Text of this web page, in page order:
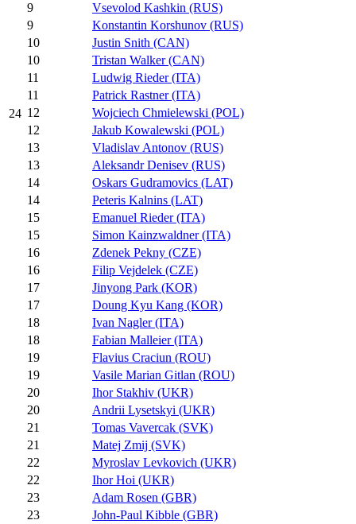
24
9
Vsevolod Kashkin (RUS)
9
Konstantin Korshunov (RUS)
10
Justin Snith (CAN)
10
Tristan Walker (CAN)
11
Ludwig Rieder (ITA)
11
Patrick Rastner (ITA)
12
Wojciech Chmielewski (POL)
12
Jakub Kowalewski (POL)
13
Vladislav Antonov (RUS)
13
Aleksandr Denisev (RUS)
14
Oskars Gudramovics (LAT)
14
Peteris Kalnins (LAT)
15
Emanuel Rieder (ITA)
15
Simon Kainzwaldner (ITA)
16
Zdenek Pekny (CZE)
16
Filip Vejdelek (CZE)
17
Jinyong Park (KOR)
17
Doung Kyu Kang (KOR)
18
Ivan Nagler (ITA)
18
Fabian Malleier (ITA)
19
Flavius Craciun (ROU)
19
Vasile Marian Gitlan (ROU)
20
Ihor Stakhiv (UKR)
20
Andrii Lysetskyi (UKR)
21
Tomas Vavercak (SVK)
21
Matej Zmij (SVK)
22
Myroslav Levkovich (UKR)
22
Ihor Hoi (UKR)
23
Adam Rosen (GBR)
23
John-Paul Kibble (GBR)